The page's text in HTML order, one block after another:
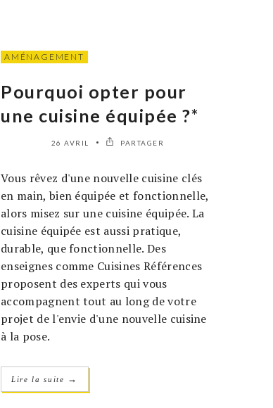
AMÉNAGEMENT
Pourquoi opter pour
une cuisine équipée ?*
26 AVRIL PARTAGER
Vous rêvez d'une nouvelle cuisine clés
en main, bien équipée et fonctionnelle,
alors misez sur une cuisine équipée. La
cuisine équipée est aussi pratique,
durable, que fonctionnelle. Des
enseignes comme Cuisines Références
proposent des experts qui vous
accompagnent tout au long de votre
projet de l'envie d'une nouvelle cuisine
à la pose.
Lire la suite →